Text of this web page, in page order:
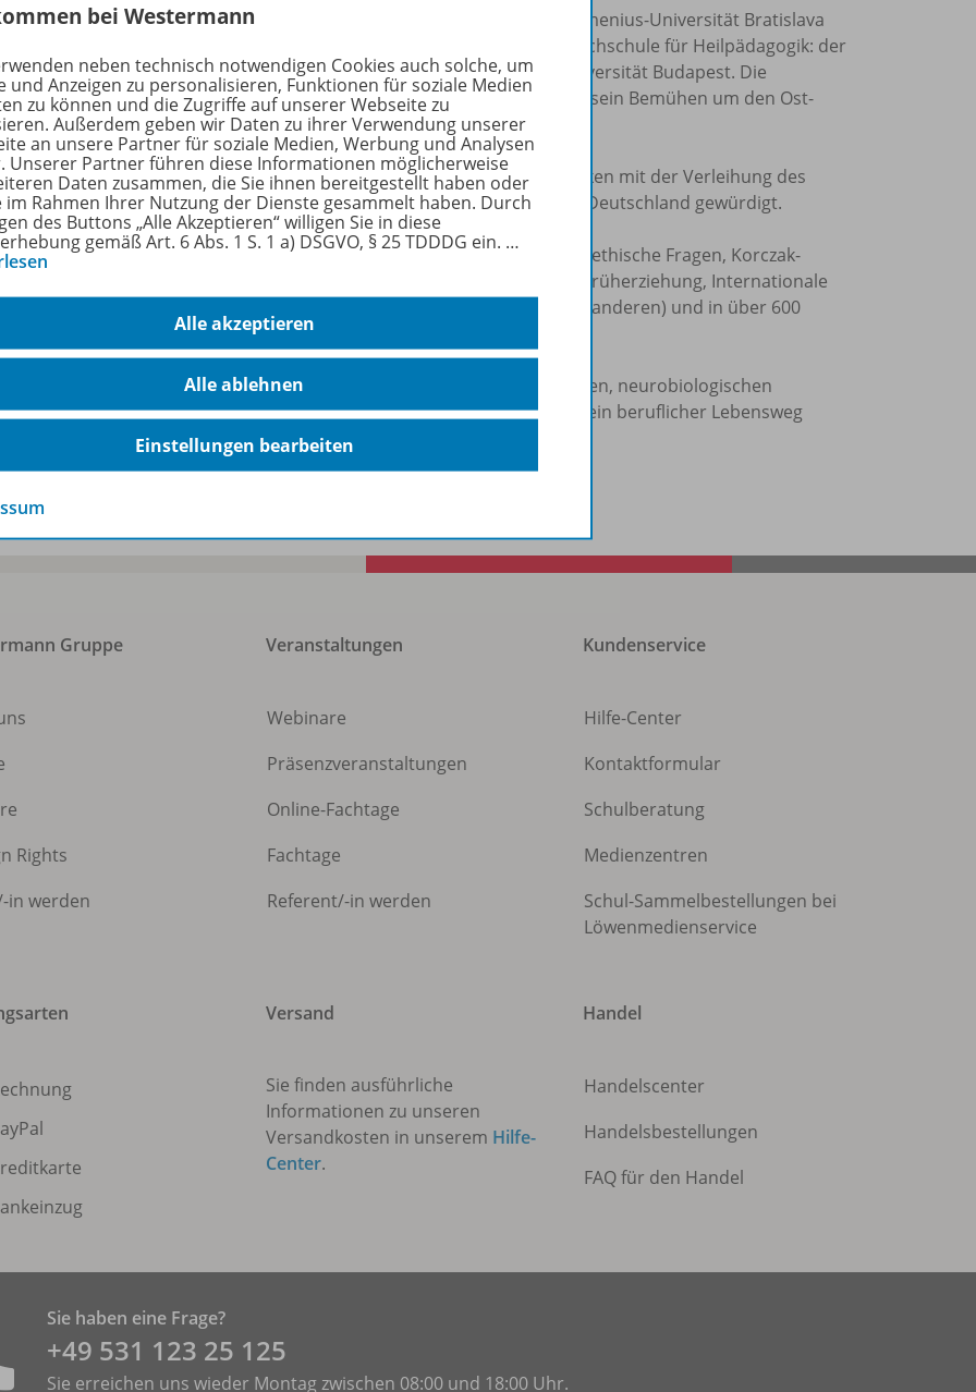
(1997) Gastprofessor an der Masaryk-Universität Brno, Comenius-Universität Bratislava
2005 bis 2014 an der im Jahre 1900 gegründeten weltweit ältesten Hochschule für Heilpädagogik: der
Bárczi-Fakultät für Heil- und Sonderpädagogik der Eötvös-Loránd-Universität Budapest. Die
Universität verlieh ihm 2010 für sein wissenschaftliches Werk und sein Bemühen um den Ost-
die Ehrendoktor- und Ehrenprofessorenwürde.
2019 wurde er für sein ehrenamtliches und heilpädagogisches Wirken mit der Verleihung des
am Bande des Verdienstordens der Bundesrepublik Deutschland gewürdigt.
Pädagogik für Menschen mit schweren Behinderungen, ethische Fragen, Korczak-
Forschungsmethoden, Inklusionspädagogik, Praxis der inklusiven Früherziehung, Internationale
Sonderpädagogik die er in zwölf Büchern (davon fünf zusammen mit anderen) und in über 600
in Fachzeitschriften, Sammelwerken für die Praxis darstellt.
Reflexion der aktuellen (heil)pädagogischen, medizinisch-therapeutischen, neurobiologischen
bildet er seinen integralen Standpunkt weiter. Auf Wikipedia ist sein beruflicher Lebensweg
Gruppe
Rights
-in werden
Veranstaltungen
Webinare
Präsenzveranstaltungen
Online-Fachtage
Fachtage
Referent/-in werden
Kundenservice
Hilfe-Center
Kontaktformular
Schulberatung
Medienzentren
Schul-Sammelbestellungen bei
Löwenmedienservice
Versand
Sie finden ausführliche
Informationen zu unseren
Versandkosten in unserem Hilfe-
Center.
Handel
Handelscenter
Handelsbestellungen
FAQ für den Handel
Sie haben eine Frage?
+49 531 ­123 25 125
Sie erreichen uns wieder Montag zwischen 08:00 und 18:00 Uhr.
bei Westermann
neben technisch notwendigen Cookies auch solche, um
und Anzeigen zu personalisieren, Funktionen für soziale Medien
zu können und die Zugriffe auf unserer Webseite zu
Außerdem geben wir Daten zu ihrer Verwendung unserer
an unsere Partner für soziale Medien, Werbung und Analysen
Unserer Partner führen diese Informationen möglicherweise
Daten zusammen, die Sie ihnen bereitgestellt haben oder
im Rahmen Ihrer Nutzung der Dienste gesammelt haben. Durch
des Buttons „Alle Akzeptieren“ willigen Sie in diese
gemäß Art. 6 Abs. 1 S. 1 a) DSGVO, § 25 TDDDG ein. …
Alle akzeptieren
Alle ablehnen
Einstellungen bearbeiten